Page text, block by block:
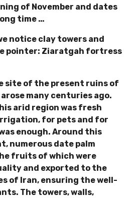
of November and dates
time …
notice clay towers and
pointer: Ziaratgah fortress
site of the present ruins of
many centuries ago.
arid region was fresh
for pets and for
enough. Around this
numerous date palm
fruits of which were
and exported to the
of Iran, ensuring the well-
The towers, walls,